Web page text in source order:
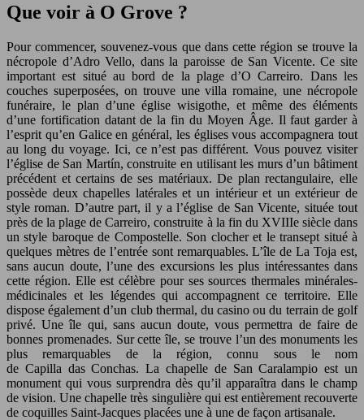
Que voir à O Grove ?
Pour commencer, souvenez-vous que dans cette région se trouve la
nécropole d’Adro Vello, dans la paroisse de San Vicente. Ce site
important est situé au bord de la plage d’O Carreiro. Dans les
couches superposées, on trouve une villa romaine, une nécropole
funéraire, le plan d’une église wisigothe, et même des éléments
d’une fortification datant de la fin du Moyen Âge. Il faut garder à
l’esprit qu’en Galice en général, les églises vous accompagnera tout
au long du voyage. Ici, ce n’est pas différent. Vous pouvez visiter
l’église de San Martín, construite en utilisant les murs d’un bâtiment
précédent et certains de ses matériaux. De plan rectangulaire, elle
possède deux chapelles latérales et un intérieur et un extérieur de
style roman. D’autre part, il y a l’église de San Vicente, située tout
près de la plage de Carreiro, construite à la fin du XVIIIe siècle dans
un style baroque de Compostelle. Son clocher et le transept situé à
quelques mètres de l’entrée sont remarquables. L’île de La Toja est,
sans aucun doute, l’une des excursions les plus intéressantes dans
cette région. Elle est célèbre pour ses sources thermales minérales-
médicinales et les légendes qui accompagnent ce territoire. Elle
dispose également d’un club thermal, du casino ou du terrain de golf
privé. Une île qui, sans aucun doute, vous permettra de faire de
bonnes promenades. Sur cette île, se trouve l’un des monuments les
plus remarquables de la région, connu sous le nom
de Capilla das Conchas. La chapelle de San Caralampio est un
monument qui vous surprendra dès qu’il apparaîtra dans le champ
de vision. Une chapelle très singulière qui est entièrement recouverte
de coquilles Saint-Jacques placées une à une de façon artisanale.